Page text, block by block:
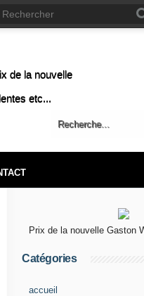
de la nouvelle
etc...
Prix de la nouvelle Gaston
Catégories
accueil